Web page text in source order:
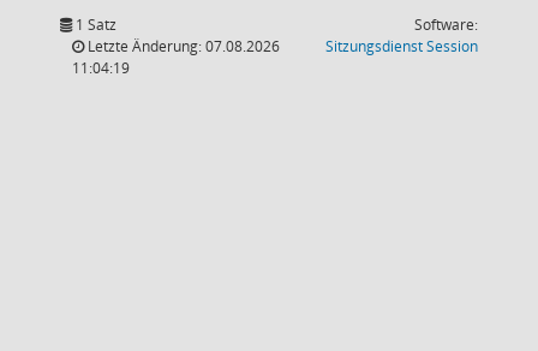
1 Satz
Letzte Änderung: 07.08.2026
11:04:19
Software:
SitzungsdienstSession(Wird in